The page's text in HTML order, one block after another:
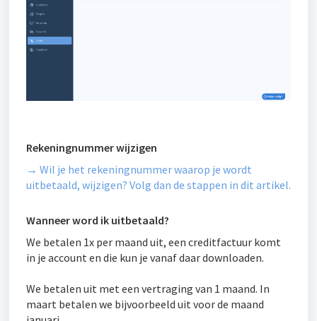
Rekeningnummer wijzigen
→ Wil je het rekeningnummer waarop je wordt
uitbetaald, wijzigen? Volg dan de stappen in dit artikel.
Wanneer word ik uitbetaald?
We betalen 1x per maand uit, een creditfactuur komt
in je account en die kun je vanaf daar downloaden.
We betalen uit met een vertraging van 1 maand. In
maart betalen we bijvoorbeeld uit voor de maand